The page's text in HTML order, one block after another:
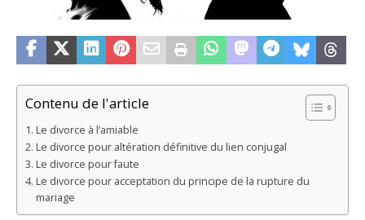
Contenu de l'article
Le divorce à l’amiable
Le divorce pour altération définitive du lien conjugal
Le divorce pour faute
Le divorce pour acceptation du principe de la rupture du
mariage